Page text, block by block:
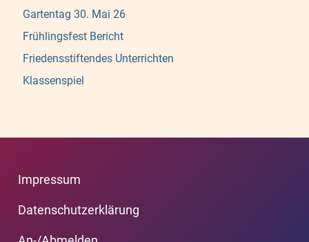
Gartentag 30. Mai 26
Frühlingsfest Bericht
Friedensstiftendes Unterrichten
Klassenspiel
Impressum
Datenschutzerklärung